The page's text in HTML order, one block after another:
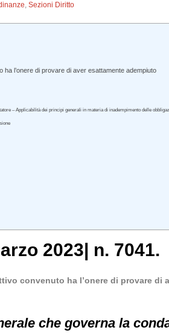
,Sezioni Diritto
l’onere di provare di aver esattamente adempiuto
– Applicabilità dei principi generali in materia di inadempimento delle
2023| n. 7041.
convenuto ha l’onere di provare di
che governa la